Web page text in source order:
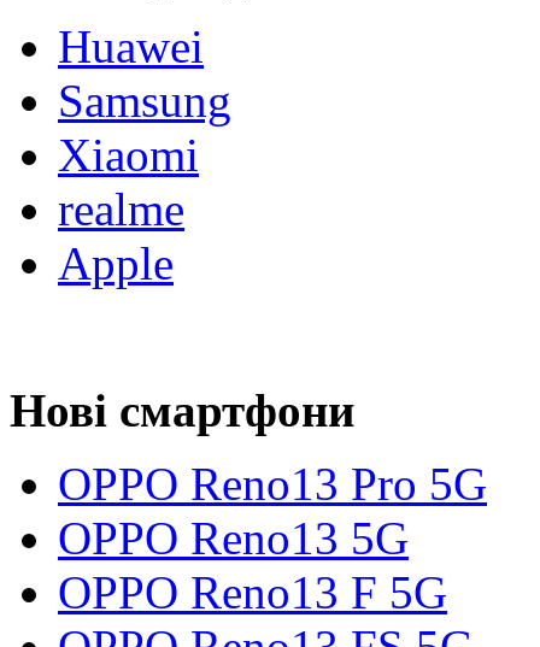
Huawei
Samsung
Xiaomi
realme
Apple
Нові смартфони
OPPO Reno13 Pro 5G
OPPO Reno13 5G
OPPO Reno13 F 5G